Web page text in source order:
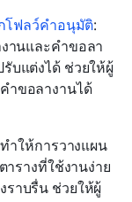
โฟลว์คำอนุมัติ:
านและคำขอลา
บแต่งได้ ช่วยให้ผู้
ำขอลางานได้
ำให้การวางแผน
ารางที่ใช้งานง่าย
าบรื่น ช่วยให้ผู้